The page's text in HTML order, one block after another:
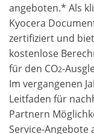
angeboten.* Als
Kyocera
zertifiziert und
kostenlose
für den CO2-
Im vergangenen
Leitfaden für
Partnern
Service-Angebote